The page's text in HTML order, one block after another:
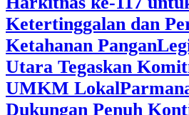
Ketertinggalan dan
Ketahanan Pangan
Utara Tegaskan
UMKM Lokal
Dukungan Penuh